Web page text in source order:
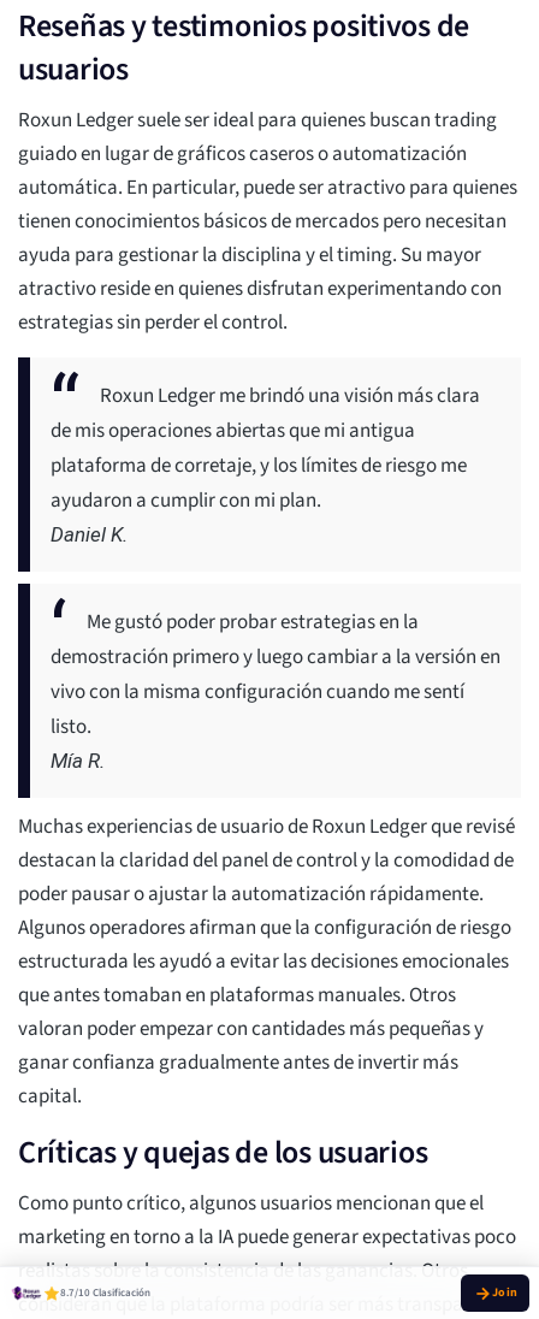
Reseñas y testimonios positivos de
usuarios
Roxun Ledger suele ser ideal para quienes buscan trading
guiado en lugar de gráficos caseros o automatización
automática. En particular, puede ser atractivo para quienes
tienen conocimientos básicos de mercados pero necesitan
ayuda para gestionar la disciplina y el timing. Su mayor
atractivo reside en quienes disfrutan experimentando con
estrategias sin perder el control.
Roxun Ledger me brindó una visión más clara
de mis operaciones abiertas que mi antigua
plataforma de corretaje, y los límites de riesgo me
ayudaron a cumplir con mi plan.
Daniel K.
Me gustó poder probar estrategias en la
demostración primero y luego cambiar a la versión en
vivo con la misma configuración cuando me sentí
listo.
Mía R.
Muchas experiencias de usuario de Roxun Ledger que revisé
destacan la claridad del panel de control y la comodidad de
poder pausar o ajustar la automatización rápidamente.
Algunos operadores afirman que la configuración de riesgo
estructurada les ayudó a evitar las decisiones emocionales
que antes tomaban en plataformas manuales. Otros
valoran poder empezar con cantidades más pequeñas y
ganar confianza gradualmente antes de invertir más
capital.
Críticas y quejas de los usuarios
Como punto crítico, algunos usuarios mencionan que el
marketing en torno a la IA puede generar expectativas poco
realistas sobre la consistencia de las ganancias. Otros
consideran que la plataforma podría ser más transparente
8.7/10 Clasificación